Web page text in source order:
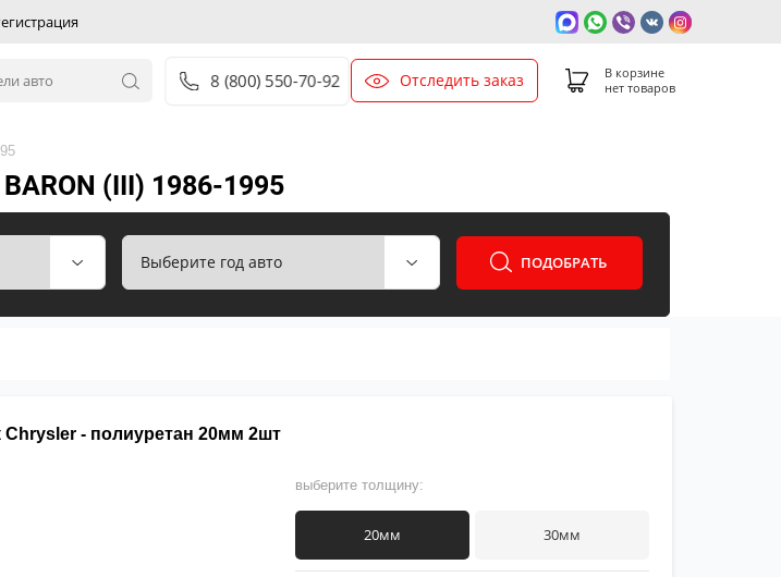
8 (800) 550-70-92 Отследить заказ
В корзине
нет товаров
(III) 1986-1995
ПОДОБРАТЬ
Chrysler - полиуретан 20мм 2шт
выберите толщину:
20мм 30мм